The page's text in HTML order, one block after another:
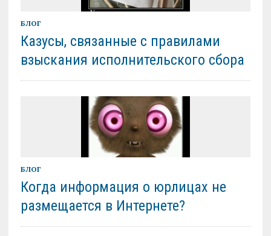
БЛОГ
Казусы, связанные с правилами
взыскания исполнительского сбора
БЛОГ
Когда информация о юрлицах не
размещается в Интернете?